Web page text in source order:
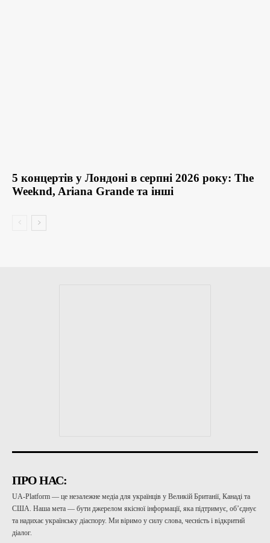
5 концертів у Лондоні в серпні 2026 року: The
Weeknd, Ariana Grande та інші
ПРО НАС:
UA-Platform — це незалежне медіа для українців у Великій Британії, Канаді та
США. Наша мета — бути джерелом якісної інформації, яка підтримує, об’єднує
та надихає українську діаспору. Ми віримо у силу слова, чесність і відкритий
діалог.